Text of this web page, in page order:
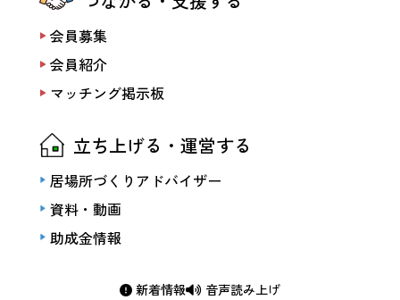
新着情報 音声読み上げ
会員募集
会員紹介
マッチング掲示板
立ち上げる・運営する
居場所づくりアドバイザー
資料・動画
助成金情報